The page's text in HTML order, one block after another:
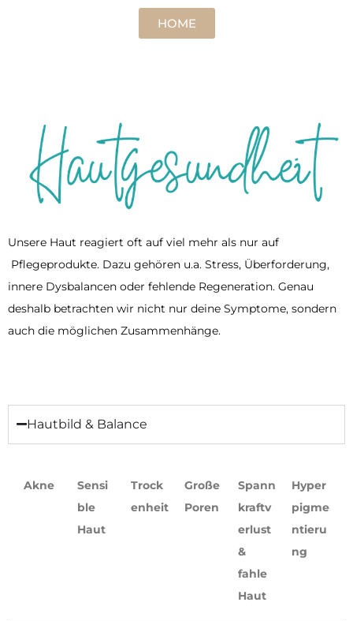
HOME
Unsere Haut reagiert oft auf viel mehr als nur auf
Pflegeprodukte. Dazu gehören u.a. Stress, Überforderung,
innere Dysbalancen oder fehlende Regeneration. Genau
deshalb betrachten wir nicht nur deine Symptome, sondern
auch die möglichen Zusammenhänge.
Hautbild & Balance
Akne
Sensi
ble
Haut
Trock
enheit
Große
Poren
Spann
kraftv
erlust
&
fahle
Haut
Hyper
pigme
ntieru
ng